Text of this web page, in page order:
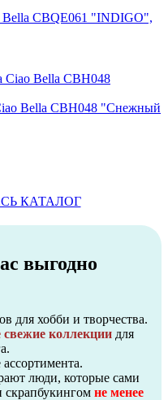
Bella CBQE061 "INDIGO",
Bella CBH048 "Снежный
КАТАЛОГ
выгодно
для хобби и творчества.
коллекции для
люди, которые сами
скрапбукингом не менее